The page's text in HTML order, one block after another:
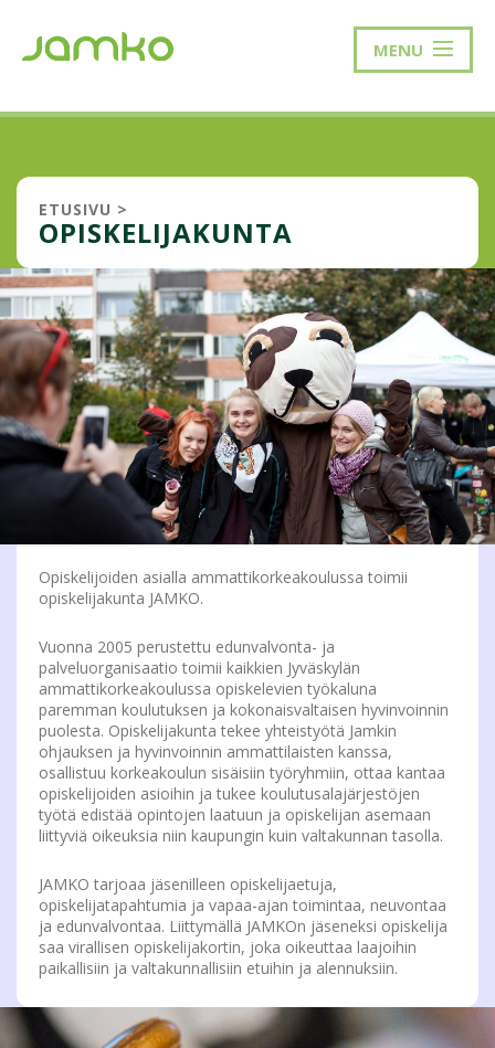
MENU
ETUSIVU >
OPISKELIJAKUNTA
Opiskelijoiden asialla ammattikorkeakoulussa toimii
opiskelijakunta JAMKO.
Vuonna 2005 perustettu edunvalvonta- ja
palveluorganisaatio toimii kaikkien Jyväskylän
ammattikorkeakoulussa opiskelevien työkaluna
paremman koulutuksen ja kokonaisvaltaisen hyvinvoinnin
puolesta. Opiskelijakunta tekee yhteistyötä Jamkin
ohjauksen ja hyvinvoinnin ammattilaisten kanssa,
osallistuu korkeakoulun sisäisiin työryhmiin, ottaa kantaa
opiskelijoiden asioihin ja tukee koulutusalajärjestöjen
työtä edistää opintojen laatuun ja opiskelijan asemaan
liittyviä oikeuksia niin kaupungin kuin valtakunnan tasolla.
JAMKO tarjoaa jäsenilleen opiskelijaetuja,
opiskelijatapahtumia ja vapaa-ajan toimintaa, neuvontaa
ja edunvalvontaa. Liittymällä JAMKOn jäseneksi opiskelija
saa virallisen opiskelijakortin, joka oikeuttaa laajoihin
paikallisiin ja valtakunnallisiin etuihin ja alennuksiin.